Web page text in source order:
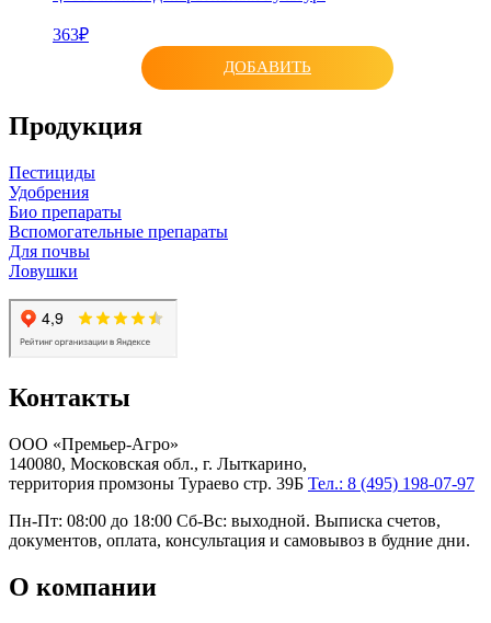
363₽
ДОБАВИТЬ
Продукция
Пестициды
Удобрения
Био препараты
Вспомогательные препараты
Для почвы
Ловушки
Контакты
ООО «Премьер-Агро»
140080, Московская обл., г. Лыткарино,
территория промзоны Тураево стр. 39Б Тел.: 8 (495) 198-07-97
Пн-Пт: 08:00 до 18:00 Сб-Вс: выходной. Выписка счетов,
документов, оплата, консультация и самовывоз в будние дни.
О компании